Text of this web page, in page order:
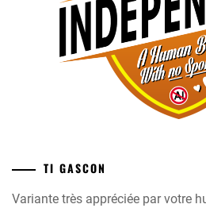
TI GASCON
Variante très appréciée par votre